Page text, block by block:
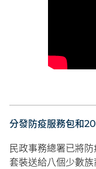
分發防疫服務包和
民政事務總署已將
套裝送給八個少數